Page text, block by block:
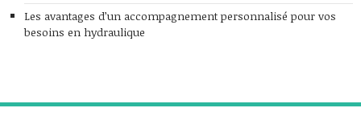
Les avantages d’un accompagnement personnalisé pour vos
besoins en hydraulique